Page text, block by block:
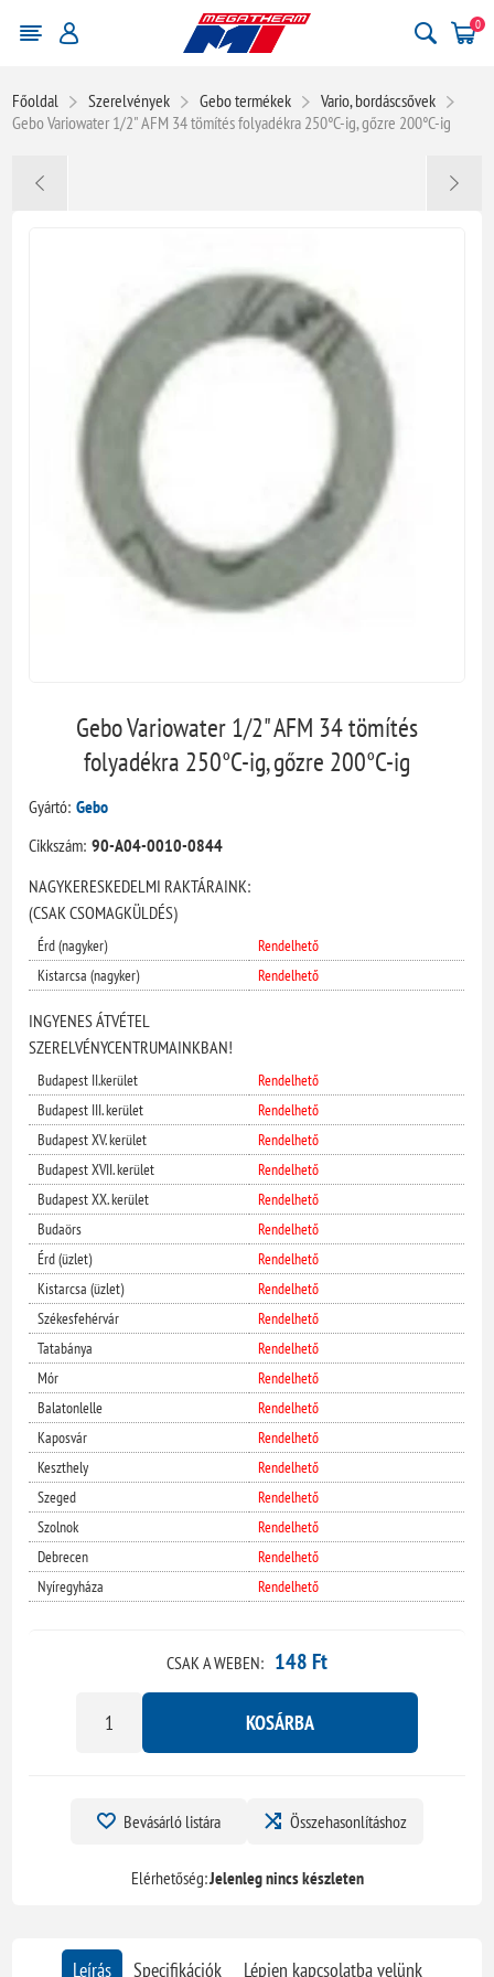
0
Főoldal Szerelvények Gebo termékek
Vario, bordáscsővek
Gebo Variowater 1/2" AFM 34 tömítés folyadékra 250°C-ig, gőzre 200°C-ig
Gebo Variowater 1/2" AFM 34 tömítés
folyadékra 250°C-ig, gőzre 200°C-ig
Gyártó: Gebo
Cikkszám: 90-A04-0010-0844
NAGYKERESKEDELMI RAKTÁRAINK:
(CSAK CSOMAGKÜLDÉS)
Érd (nagyker)
Rendelhető
Kistarcsa (nagyker)
Rendelhető
INGYENES ÁTVÉTEL
SZERELVÉNYCENTRUMAINKBAN!
Budapest II.kerület
Rendelhető
Budapest III. kerület
Rendelhető
Budapest XV. kerület
Rendelhető
Budapest XVII. kerület
Rendelhető
Budapest XX. kerület
Rendelhető
Budaörs
Rendelhető
Érd (üzlet)
Rendelhető
Kistarcsa (üzlet)
Rendelhető
Székesfehérvár
Rendelhető
Tatabánya
Rendelhető
Mór
Rendelhető
Balatonlelle
Rendelhető
Kaposvár
Rendelhető
Keszthely
Rendelhető
Szeged
Rendelhető
Szolnok
Rendelhető
Debrecen
Rendelhető
Nyíregyháza
Rendelhető
CSAK A WEBEN: 148 Ft
KOSÁRBA
Bevásárló listára Összehasonlításhoz
Elérhetőség:Jelenleg nincs készleten
Leírás Specifikációk Lépjen kapcsolatba velünk